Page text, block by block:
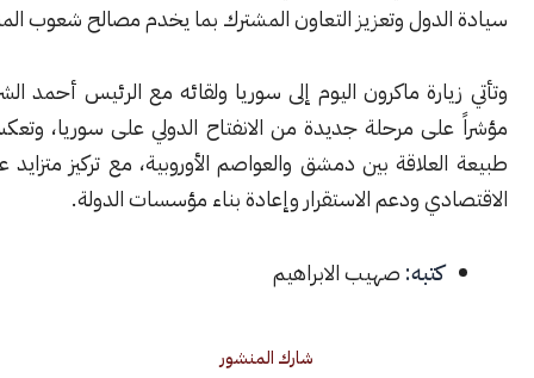
وتعزيز التعاون المشترك بما يخدم مصالح شعوب المنطقة.
ماكرون اليوم إلى سوريا ولقائه مع الرئيس أحمد الشرع، لتشكل
مرحلة جديدة من الانفتاح الدولي على سوريا، وتعكس تحولاً في
بين دمشق والعواصم الأوروبية، مع تركيز متزايد على التعاون
ودعم الاستقرار وإعادة بناء مؤسسات الدولة.
صهيب الابراهيم
شارك المنشور